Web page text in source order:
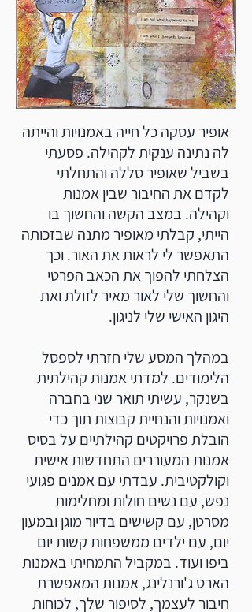
אופיר עסקה כל חייה באמנויות והייתה
לה נתינה ענקית לקהילה. פסעתי
בשביל שאופיר סללה והתחלתי
לקדם את החיבור שבין אמנות
וקהילה. במצב הקשה והחשוך בו
הייתי, קבלתי מאופיר מתנה שבזכותה
התאפשר לי לראות את האור. וכך
הצלחתי להפוך את הכאב הפרטי
והחשוך שלי לאור מאיר לזולת ואת
היגון האישי שלי לניגון.
במהלך המסע שלי חזרתי לספסל
הלימודים. למדתי אמנות קהילתית
בשנקר, עשיתי תואר שני בחברה
ואמנויות והנחיית קבוצות תוך כדי
הובלת פרויקטים קהילתיים על בסיס
אמנות המעוררים התחדשות אישית
וקולקטיבית. עבדתי עם אמנים פגועי
נפש, עם נשים חולות ומחלימות
מסרטן, עם קשישים בדיור מוגן ובמעון
יום, עם ילדים ממשפחות קשות יום
ביפו ועוד. במקביל התמחיתי באמנות
הארט ג'ורנלינג, אמנות המאפשרת
חיבור לעצמך, לסיפור שלך, לכוחות